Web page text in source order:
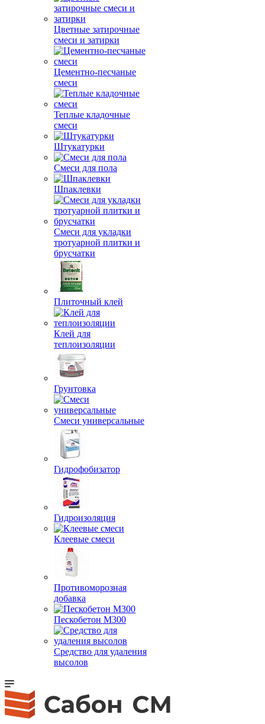
Цветные затирочные
смеси и затирки
Цементно-песчаные
смеси
Теплые кладочные
смеси
Штукатурки
Смеси для пола
Шпаклевки
Смеси для укладки
тротуарной плитки и
брусчатки
Плиточный клей
Клей для
теплоизоляции
Грунтовка
Смеси универсальные
Гидрофобизатор
Гидроизоляция
Клеевые смеси
Противоморозная
добавка
Пескобетон М300
Средство для удаления
высолов